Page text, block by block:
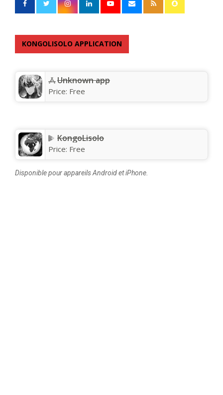
KONGOLISOLO APPLICATION
Unknown app
Price: Free
KongoLisolo
Price: Free
Disponible pour appareils Android et iPhone.